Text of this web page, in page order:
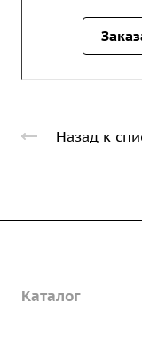
Назад к
О предприятии
Каталог